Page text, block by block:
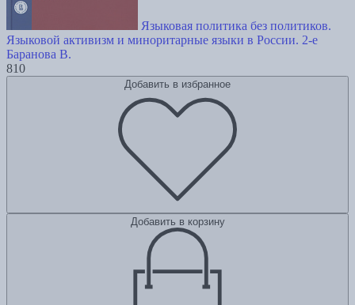
Языковая политика без политиков.
Языковой активизм и миноритарные языки в России. 2-е
Баранова В.
810
Добавить в избранное
Добавить в корзину